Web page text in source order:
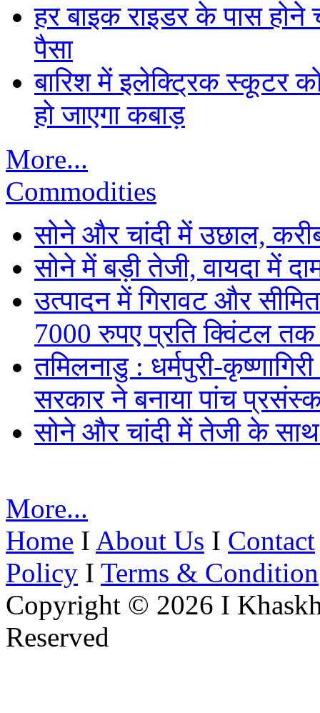
हर बाइक राइडर के पास होने
पैसा
बारिश में इलेक्ट्रिक स्कूटर को
हो जाएगा कबाड़
More...
Commodities
सोने और चांदी में उछाल,
सोने में बड़ी तेजी, वायदा में
उत्पादन में गिरावट और
7000 रुपए प्रति क्विंटल
तमिलनाडु : धर्मपुरी-
सरकार ने बनाया पांच
सोने और चांदी में तेजी के
More...
Home I About Us I Contact
Policy I Terms & Condition
Copyright © 2026 I
Reserved